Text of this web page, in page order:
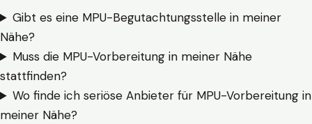
Gibt es eine MPU-Begutachtungsstelle in meiner
Nähe?
Muss die MPU-Vorbereitung in meiner Nähe
stattfinden?
Wo finde ich seriöse Anbieter für MPU-Vorbereitung in
meiner Nähe?